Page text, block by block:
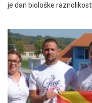
je dan biološke